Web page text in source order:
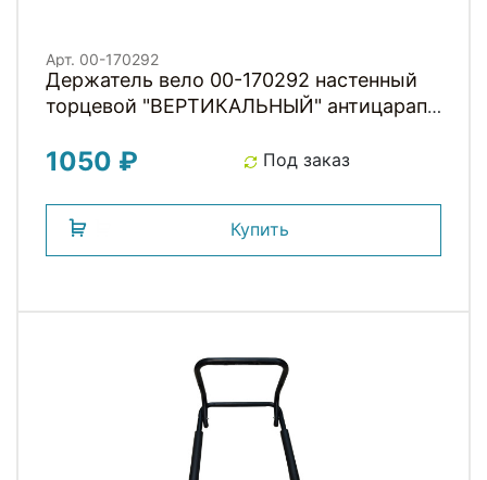
Арт. 00-170292
Держатель вело 00-170292 настенный
торцевой "ВЕРТИКАЛЬНЫЙ" антицарап.
упором под 2е колесо, сталь серый
1050 ₽ Под заказ
Купить